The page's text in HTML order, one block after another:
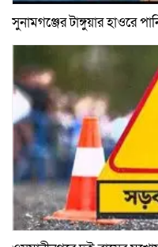
সুনামগঞ্জের টাঙ্গুয়ার হাওরে